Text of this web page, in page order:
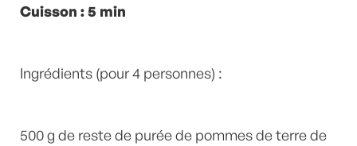
Recette - ,- Zero Gaspi
weekendboulettes byLaurent Mariotte
Cuisson : 5 min
Ingrédients (pour 4 personnes) :
500 g de reste de purée de pommes de terre de